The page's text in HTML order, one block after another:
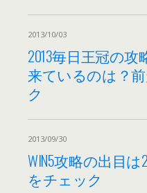
2013/10/03
2013毎日王冠の
来ているのは？
ク
2013/09/30
WIN5攻略の出目は
をチェック